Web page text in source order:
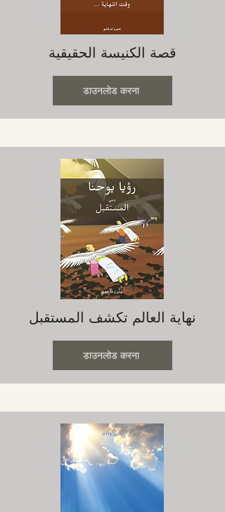
قصة الكنيسة الحقيقية
डाउनलोड करना
نهاية العالم تكشف المستقبل
डाउनलोड करना